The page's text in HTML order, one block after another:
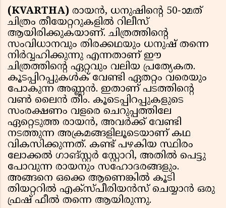
(KVARTHA) രായൻ, ധനുഷിന്റെ 50-ാമത്
ചിത്രം തീയേറ്ററുകളിൽ റിലീസ്
ആയിരിക്കുകയാണ്. ചിത്രത്തിൻ്റെ
സംവിധാനവും തിരക്കഥയും ധനുഷ് തന്നെ
നിർവ്വഹിക്കുന്നു എന്നതാണ് ഈ
ചിത്രത്തിൻ്റെ ഏറ്റവും വലിയ പ്രത്യേകത.
കൂടപ്പിറപ്പുകൾക് വേണ്ടി ഏതറ്റം വരെയും
പോകുന്ന അണ്ണൻ. ഇതാണ് പടത്തിൻ്റെ
വൺ ലൈൻ തീം. കൂടെപ്പിറപ്പുകളുടെ
സംരക്ഷണം വളരെ ചെറുപ്പത്തിലേ
ഏറ്റെടുത്ത രായൻ, അവർക്ക് വേണ്ടി
നടത്തുന്ന അക്രമങ്ങളിലൂടെയാണ് കഥ
വികസിക്കുന്നത്. കണ്ട് പഴകിയ സ്ഥിരം
ലോക്കൽ ഗാങ്സ്റ്റർ സ്റ്റോറി, അതിൽ പെട്ടു
പോവുന്ന രായനും സഹോദരങ്ങളും.
അങ്ങനെ ഒക്കെ ആണെങ്കിൽ കൂടി
തിയറ്ററിൽ എക്സ്പീരിയൻസ് ചെയ്യാൻ ഒരു
ഫ്രഷ് ഫീൽ തന്നെ ആയിരുന്നു.